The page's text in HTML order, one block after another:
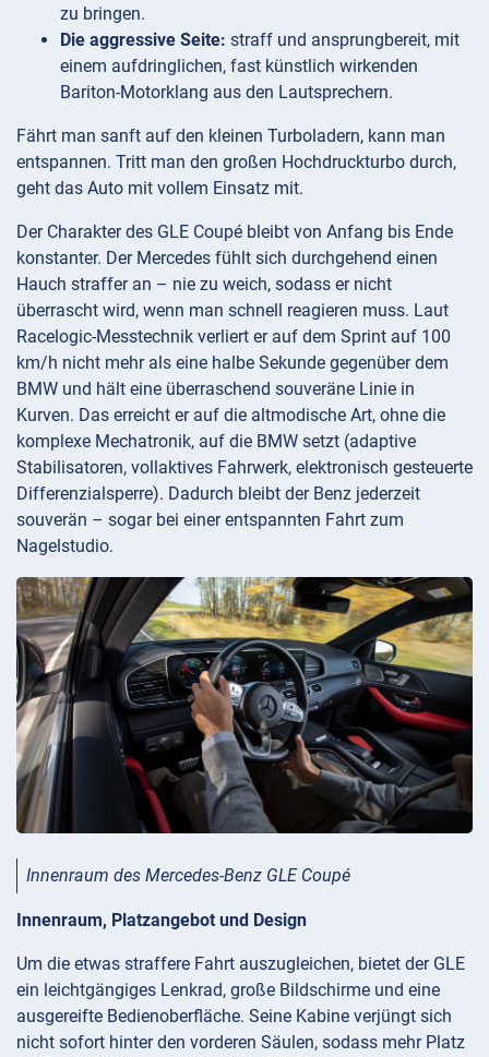
zu bringen.
Die aggressive Seite: straff und ansprungbereit, mit
einem aufdringlichen, fast künstlich wirkenden
Bariton-Motorklang aus den Lautsprechern.
Fährt man sanft auf den kleinen Turboladern, kann man
entspannen. Tritt man den großen Hochdruckturbo durch,
geht das Auto mit vollem Einsatz mit.
Der Charakter des GLE Coupé bleibt von Anfang bis Ende
konstanter. Der Mercedes fühlt sich durchgehend einen
Hauch straffer an – nie zu weich, sodass er nicht
überrascht wird, wenn man schnell reagieren muss. Laut
Racelogic-Messtechnik verliert er auf dem Sprint auf 100
km/h nicht mehr als eine halbe Sekunde gegenüber dem
BMW und hält eine überraschend souveräne Linie in
Kurven. Das erreicht er auf die altmodische Art, ohne die
komplexe Mechatronik, auf die BMW setzt (adaptive
Stabilisatoren, vollaktives Fahrwerk, elektronisch gesteuerte
Differenzialsperre). Dadurch bleibt der Benz jederzeit
souverän – sogar bei einer entspannten Fahrt zum
Nagelstudio.
Innenraum des Mercedes-Benz GLE Coupé
Innenraum, Platzangebot und Design
Um die etwas straffere Fahrt auszugleichen, bietet der GLE
ein leichtgängiges Lenkrad, große Bildschirme und eine
ausgereifte Bedienoberfläche. Seine Kabine verjüngt sich
nicht sofort hinter den vorderen Säulen, sodass mehr Platz